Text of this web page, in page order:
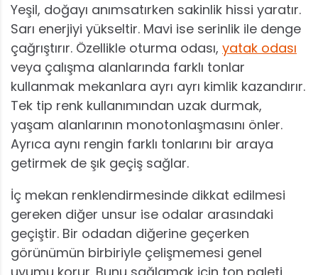
Yeşil, doğayı anımsatırken sakinlik hissi yaratır.
Sarı enerjiyi yükseltir. Mavi ise serinlik ile denge
çağrıştırır. Özellikle oturma odası, yatak odası
veya çalışma alanlarında farklı tonlar
kullanmak mekanlara ayrı ayrı kimlik kazandırır.
Tek tip renk kullanımından uzak durmak,
yaşam alanlarının monotonlaşmasını önler.
Ayrıca aynı rengin farklı tonlarını bir araya
getirmek de şık geçiş sağlar.
İç mekan renklendirmesinde dikkat edilmesi
gereken diğer unsur ise odalar arasındaki
geçiştir. Bir odadan diğerine geçerken
görünümün birbiriyle çelişmemesi genel